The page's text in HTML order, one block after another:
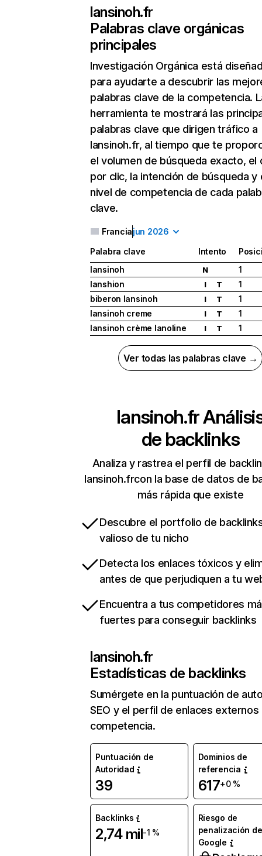
lansinoh.fr
Palabras clave orgánicas
principales
Investigación Orgánica está
para ayudarte a descubrir las
palabras clave de la competencia.
herramienta te mostrará las
palabras clave que dirigen tráfico a
lansinoh.fr, al tiempo que te
el volumen de búsqueda exacto, el
por clic, la intención de búsqueda y
nivel de competencia de cada
clave.
Franciajun 2026
Palabra clave Intento
lansinoh
N
1
lanshion
I T
1
biberon lansinoh
I T
1
lansinoh creme
I T
1
lansinoh crème lanoline
I T 1
Ver todas las palabras clave →
lansinoh.fr
de backlinks
Analiza y rastrea el perfil de
lansinoh.frcon la base de datos de
más rápida que existe
Descubre el portfolio de
valioso de tu nicho
Detecta los enlaces tóxicos y
antes de que perjudiquen a tu
Encuentra a tus competidores
fuertes para conseguir backlinks
lansinoh.fr
Estadísticas de backlinks
Sumérgete en la puntuación de
SEO y el perfil de enlaces externos
competencia.
Puntuación de
Autoridad
39
Dominios de
referencia
617+0 %
Backlinks
2,74 mil-1 %
Riesgo de
penalización de
Google